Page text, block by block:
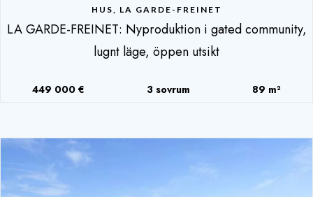
HUS, LA GARDE-FREINET
LA GARDE-FREINET: Nyproduktion i gated community,
lugnt läge, öppen utsikt
449 000 € 3 sovrum 89 m²